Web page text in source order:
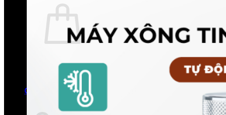
Quay trở lại cửa hàng
0
Giỏ hàng